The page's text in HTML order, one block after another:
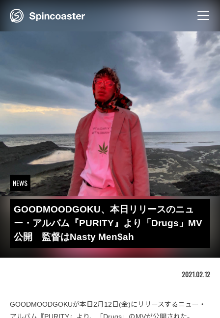
NEWS
GOODMOODGOKU、本日リリースのニュ
ー・アルバム『PURITY』より「Drugs」MV
公開 監督はNasty Men$ah
2021.02.12
GOODMOODGOKUが本日2月12日(金)にリリースするニュー・